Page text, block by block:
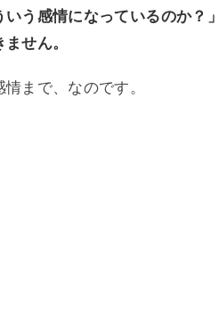
いう感情になっているのか？
せん。
まで、なのです。